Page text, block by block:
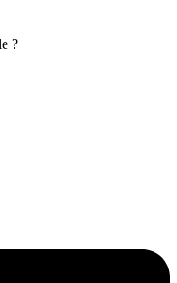
?